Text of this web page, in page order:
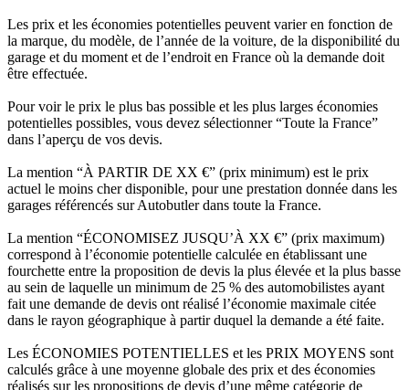
Les prix et les économies potentielles peuvent varier en fonction de
la marque, du modèle, de l’année de la voiture, de la disponibilité du
garage et du moment et de l’endroit en France où la demande doit
être effectuée.
Pour voir le prix le plus bas possible et les plus larges économies
potentielles possibles, vous devez sélectionner “Toute la France”
dans l’aperçu de vos devis.
La mention “À PARTIR DE XX €” (prix minimum) est le prix
actuel le moins cher disponible, pour une prestation donnée dans les
garages référencés sur Autobutler dans toute la France.
La mention “ÉCONOMISEZ JUSQU’À XX €” (prix maximum)
correspond à l’économie potentielle calculée en établissant une
fourchette entre la proposition de devis la plus élevée et la plus basse
au sein de laquelle un minimum de 25 % des automobilistes ayant
fait une demande de devis ont réalisé l’économie maximale citée
dans le rayon géographique à partir duquel la demande a été faite.
Les ÉCONOMIES POTENTIELLES et les PRIX MOYENS sont
calculés grâce à une moyenne globale des prix et des économies
réalisés sur les propositions de devis d’une même catégorie de